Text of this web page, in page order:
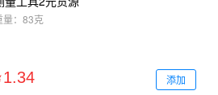
量：83克
1.34 添加